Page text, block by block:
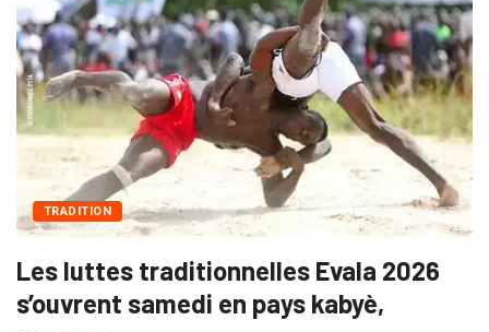
TRADITION
Les luttes traditionnelles Evala 2026
s’ouvrent samedi en pays kabyè,